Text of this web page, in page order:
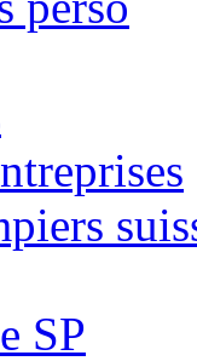
SP